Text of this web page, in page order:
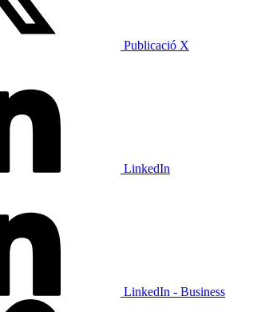
Publicació X
LinkedIn
LinkedIn - Business